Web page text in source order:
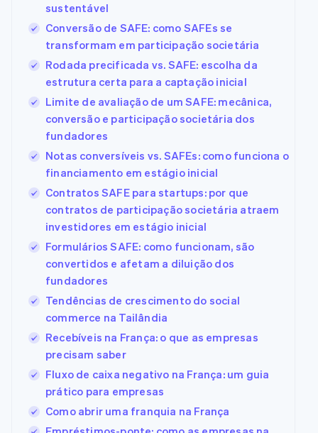
sustentável
Conversão de SAFE: como SAFEs se
transformam em participação societária
Rodada precificada vs. SAFE: escolha da
estrutura certa para a captação inicial
Limite de avaliação de um SAFE: mecânica,
conversão e participação societária dos
fundadores
Notas conversíveis vs. SAFEs: como funciona o
financiamento em estágio inicial
Contratos SAFE para startups: por que
contratos de participação societária atraem
investidores em estágio inicial
Formulários SAFE: como funcionam, são
convertidos e afetam a diluição dos
fundadores
Tendências de crescimento do social
commerce na Tailândia
Recebíveis na França: o que as empresas
precisam saber
Fluxo de caixa negativo na França: um guia
prático para empresas
Como abrir uma franquia na França